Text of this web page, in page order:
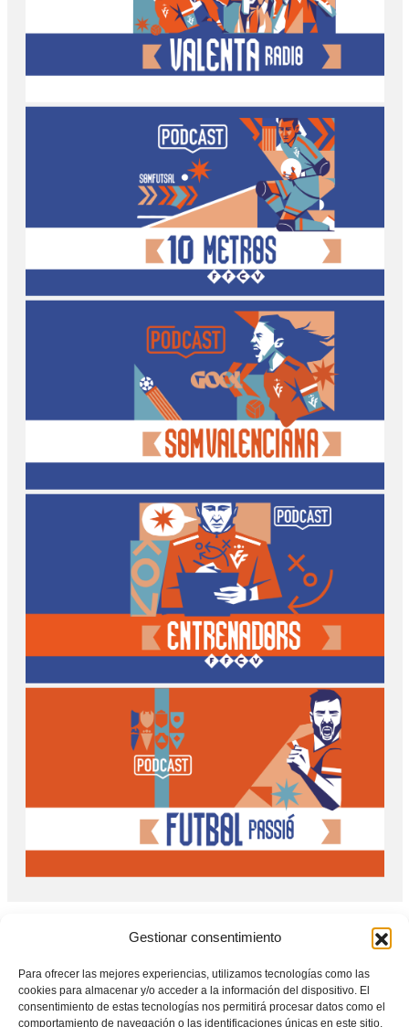
Gestionar consentimiento
Para ofrecer las mejores experiencias, utilizamos tecnologías como las
cookies para almacenar y/o acceder a la información del dispositivo. El
consentimiento de estas tecnologías nos permitirá procesar datos como el
comportamiento de navegación o las identificaciones únicas en este sitio.
Valenta Radio
10 metros FFCV
#somValenciana
Entrenadors FFCV
La Federació de Futbol de la Comunitat Valenciana
colabora con diversas radios de la Comunitat para
ofrecerte contenidos en formato podcast que acercan